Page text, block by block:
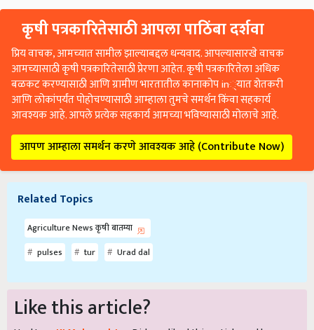
कृषी पत्रकारितेसाठी आपला पाठिंबा दर्शवा
प्रिय वाचक, आमच्यात सामील झाल्याबद्दल धन्यवाद. आपल्यासारखे वाचक
आमच्यासाठी कृषी पत्रकारितेसाठी प्रेरणा आहेत. कृषी पत्रकारितेला अधिक
बळकट करण्यासाठी आणि ग्रामीण भारतातील कानाकोप in्यात शेतकरी
आणि लोकांपर्यंत पोहोचण्यासाठी आम्हाला तुमचे समर्थन किंवा सहकार्य
आवश्यक आहे. आपले प्रत्येक सहकार्य आमच्या भविष्यासाठी मोलाचे आहे.
आपण आम्हाला समर्थन करणे आवश्यक आहे (Contribute Now)
Related Topics
Agriculture News कृषी बातम्या
pulses
tur Urad dal
Like this article?